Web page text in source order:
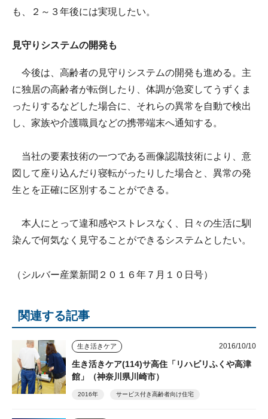
も、２～３年後には実現したい。
見守りシステムの開発も
今後は、高齢者の見守りシステムの開発も進める。主
に独居の高齢者が転倒したり、体調が急変してうずくま
ったりするなどした場合に、それらの異常を自動で検出
し、家族や介護職員などの携帯端末へ通知する。
当社の要素技術の一つである画像認識技術により、意
図して座り込んだり寝転がったりした場合と、異常の発
生とを正確に区別することができる。
本人にとって違和感やストレスなく、日々の生活に馴
染んで何気なく見守ることができるシステムとしたい。
（シルバー産業新聞２０１６年７月１０日号）
関連する記事
生き活きケア 2016/10/10
生き活きケア(114)サ高住「リハビリふくや高津
館」（神奈川県川崎市）
2016年 サービス付き高齢者向け住宅